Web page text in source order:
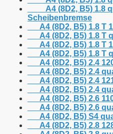
A4 (8D2, B5) 1.8
Scheibenbremse
A4 (8D2, B5) 1.8 T
A4 (8D2, B5) 1.8 T
A4 (8D2, B5) 1.8 T
A4 (8D2, B5) 1.8 T
A4 (8D2, B5) 2.4
A4 (8D2, B5) 2.4
A4 (8D2, B5) 2.4
A4 (8D2, B5) 2.4
A4 (8D2, B5) 2.6
A4 (8D2, B5) 2.6
A4 (8D2, B5) S4
A4 (8D2, B5) 2.8